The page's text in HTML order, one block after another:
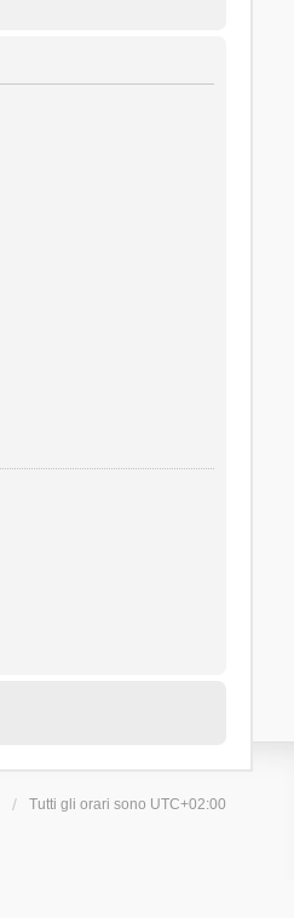
Tutti gli orari sono UTC+02:00